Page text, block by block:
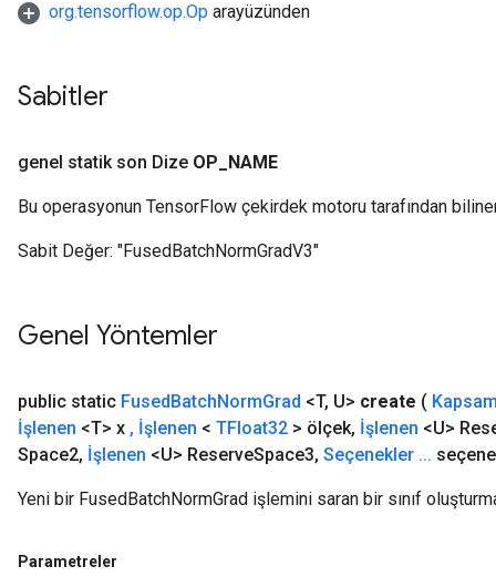
org.tensorflow.op.Op arayüzünden
Sabitler
genel statik son Dize OP NAME
Bu operasyonun TensorFlow çekirdek motoru tarafından
Sabit Değer: "FusedBatchNormGradV3"
Genel Yöntemler
public static FusedBatchNormGrad <T, U> create (
İşlenen <T> x , İşlenen < TFloat32 > ölçek, İşlenen <U>
Space2, İşlenen <U> ReserveSpace3, Seçenekler ...
Yeni bir FusedBatchNormGrad işlemini saran bir sınıf
Parametreler